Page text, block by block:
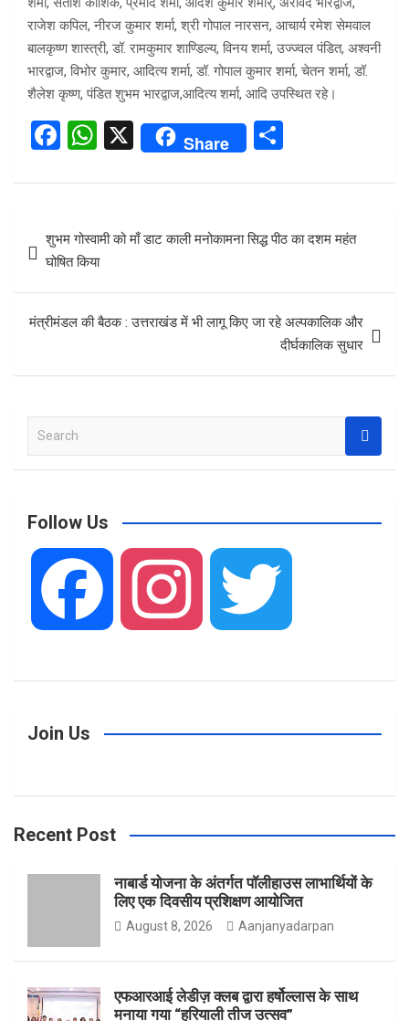
राजेश कपिल, नीरज कुमार शर्मा, श्री गोपाल नारसन, आचार्य रमेश सेमवाल
बालकृष्ण शास्त्री, डॉ. रामकुमार शाण्डिल्य, विनय शर्मा, उज्ज्वल पंडित, अश्वनी
भारद्वाज, विभोर कुमार, आदित्य शर्मा, डॉ. गोपाल कुमार शर्मा, चेतन शर्मा, डॉ.
शैलेश कृष्ण, पंडित शुभम भारद्वाज,आदित्य शर्मा, आदि उपस्थित रहे।
F
ce
o
k
W
at
s
A
p
X Share
ar
navigation
शुभम गोस्वामी को माँ डाट काली मनोकामना सिद्ध पीठ का दशम महंत
घोषित किया
मंत्रीमंडल की बैठक : उत्तराखंड में भी लागू किए जा रहे अल्पकालिक और
दीर्घकालिक सुधार
a
c
Follow Us
e
b
o
t
a
g
t
e
Join Us
Recent Post
नाबार्ड योजना के अंतर्गत पॉलीहाउस लाभार्थियों के
लिए एक दिवसीय प्रशिक्षण आयोजित
August 8, 2026 Aanjanyadarpan
एफआरआई लेडीज़ क्लब द्वारा हर्षोल्लास के साथ
मनाया गया “हरियाली तीज उत्सव”